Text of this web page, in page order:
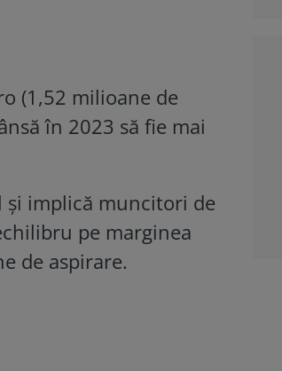
(1,52 milioane de
în 2023 să fie mai
şi implică muncitori de
pe marginea
de aspirare.